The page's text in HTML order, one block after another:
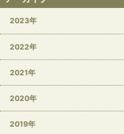
2023年
2022年
2021年
2020年
2019年